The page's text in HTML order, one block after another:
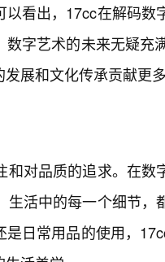
看出，17cc在解码数
字艺术的未来无疑充
展和文化传承贡献更
和对品质的追求。在数
生活中的每一个细节，
日常用品的使用，